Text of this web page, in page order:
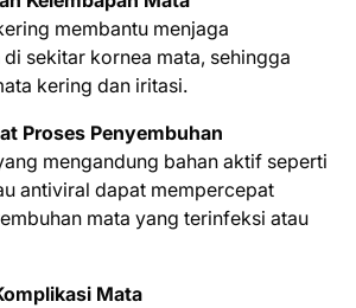
membantu menjaga
sekitar kornea mata, sehingga
kering dan iritasi.
Proses Penyembuhan
mengandung bahan aktif seperti
antiviral dapat mempercepat
mata yang terinfeksi atau
Mata